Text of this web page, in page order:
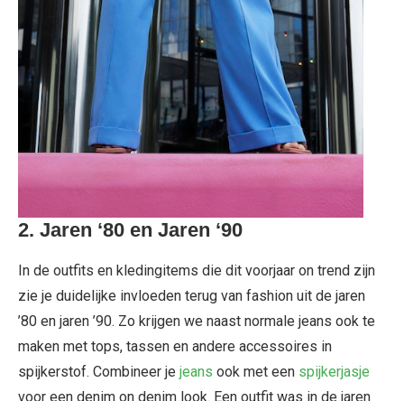
2. Jaren ‘80 en Jaren ‘90
In de outfits en kledingitems die dit voorjaar on trend zijn
zie je duidelijke invloeden terug van fashion uit de jaren
’80 en jaren ’90. Zo krijgen we naast normale jeans ook te
maken met tops, tassen en andere accessoires in
spijkerstof. Combineer je jeans ook met een spijkerjasje
voor een denim on denim look. Een outfit was in de jaren